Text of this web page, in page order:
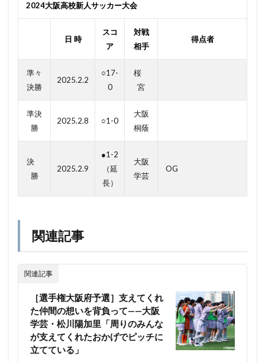
2024大阪高校新人サッカー大会
日 時
スコ
ア
対戦
相手
得点者
準々
決勝
2025.2.2
○17-
0
桜
宮
準決
勝
2025.2.8 ○1-0
大阪
桐蔭
決
勝
2025.2.9
●1-2
（延
長）
大阪
学芸
OG
関連記事
関連記事
［選手権大阪府予選］支えてくれ
た仲間の想いを背負って——大阪
学芸・松川陽加里「周りのみんな
が支えてくれたおかげでピッチに
立てている」